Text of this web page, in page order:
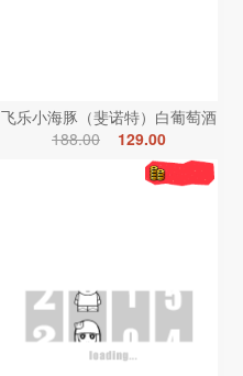
飞乐小海豚（斐诺特）白葡萄酒
188.00
129.00